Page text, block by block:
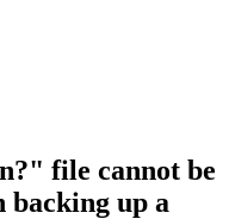
file cannot be
backing up a